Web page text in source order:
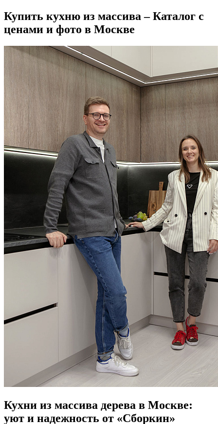
Купить кухню из массива – Каталог с
ценами и фото в Москве
Кухни из массива дерева в Москве:
уют и надежность от «Сборкин»